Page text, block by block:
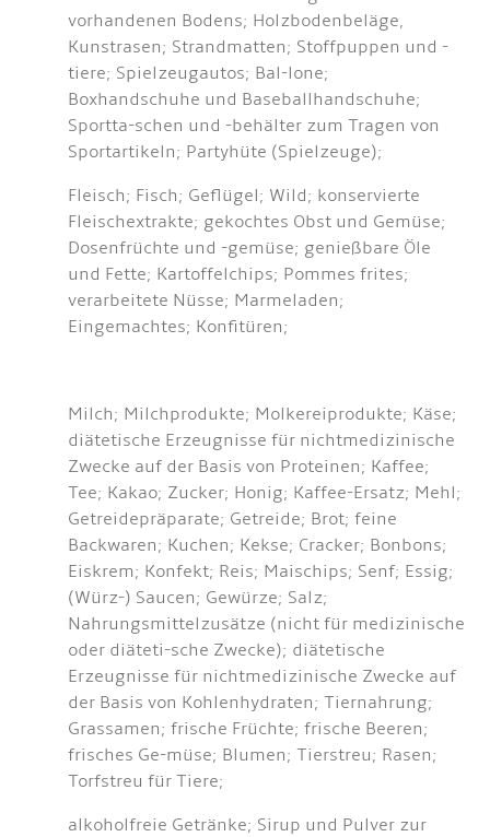
vorhandenen Bodens; Holzbodenbeläge,
Kunstrasen; Strandmatten; Stoffpuppen und -
tiere; Spielzeugautos; Bal-lone;
Boxhandschuhe und Baseballhandschuhe;
Sportta-schen und -behälter zum Tragen von
Sportartikeln; Partyhüte (Spielzeuge);
Fleisch; Fisch; Geflügel; Wild; konservierte
Fleischextrakte; gekochtes Obst und Gemüse;
Dosenfrüchte und -gemüse; genießbare Öle
und Fette; Kartoffelchips; Pommes frites;
verarbeitete Nüsse; Marmeladen;
Eingemachtes; Konfitüren;
Milch; Milchprodukte; Molkereiprodukte; Käse;
diätetische Erzeugnisse für nichtmedizinische
Zwecke auf der Basis von Proteinen; Kaffee;
Tee; Kakao; Zucker; Honig; Kaffee-Ersatz; Mehl;
Getreidepräparate; Getreide; Brot; feine
Backwaren; Kuchen; Kekse; Cracker; Bonbons;
Eiskrem; Konfekt; Reis; Maischips; Senf; Essig;
(Würz-) Saucen; Gewürze; Salz;
Nahrungsmittelzusätze (nicht für medizinische
oder diäteti-sche Zwecke); diätetische
Erzeugnisse für nichtmedizinische Zwecke auf
der Basis von Kohlenhydraten; Tiernahrung;
Grassamen; frische Früchte; frische Beeren;
frisches Ge-müse; Blumen; Tierstreu; Rasen;
Torfstreu für Tiere;
alkoholfreie Getränke; Sirup und Pulver zur